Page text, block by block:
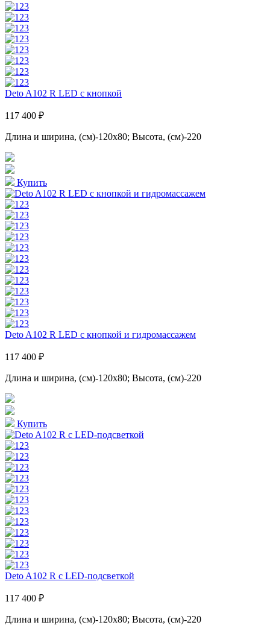
Deto A102 R LED с кнопкой
117 400 ₽
Длина и ширина, (см)-120x80; Высота, (см)-220
Купить
Deto A102 R LED с кнопкой и гидромассажем
117 400 ₽
Длина и ширина, (см)-120x80; Высота, (см)-220
Купить
Deto A102 R с LED-подсветкой
117 400 ₽
Длина и ширина, (см)-120x80; Высота, (см)-220